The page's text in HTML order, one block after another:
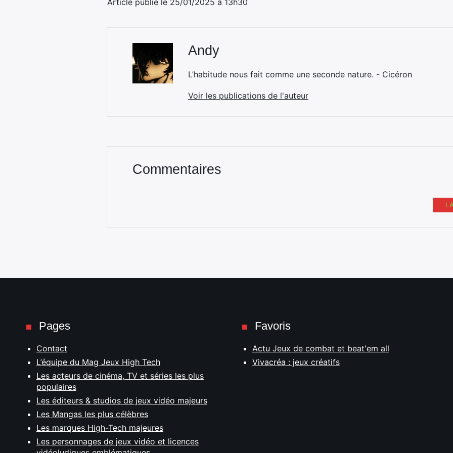
Article publié le 25/01/2025 à 13h30
Andy
L’habitude nous fait comme une seconde nature. - Cicéron
Voir les publications de l'auteur
Commentaires
Pages
Contact
L’équipe du Mag Jeux High Tech
Les acteurs de cinéma, TV et séries les plus
populaires
Les éditeurs & studios de jeux vidéo majeurs
Les Mangas les plus célèbres
Les marques High-Tech majeures
Les personnages de jeux vidéo et licences
Favoris
Actu Jeux de combat et beat'em all
Vivacréa : jeux créatifs